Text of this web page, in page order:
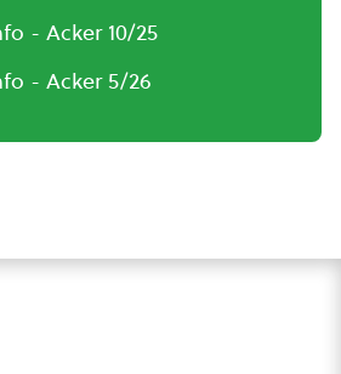
- Acker 10/25
- Acker 5/26